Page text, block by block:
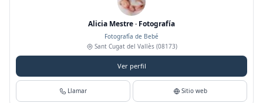
Alicia Mestre · Fotografía
Fotografía de Bebé
Sant Cugat del Vallès(08173)
Ver perfil
Llamar Sitio web